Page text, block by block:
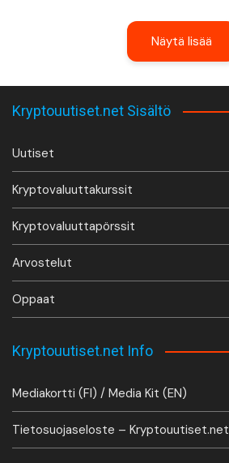
Näytä lisää
Kryptouutiset.net Sisältö
Uutiset
Kryptovaluuttakurssit
Kryptovaluuttapörssit
Arvostelut
Oppaat
Kryptouutiset.net Info
Mediakortti (FI) / Media Kit (EN)
Tietosuojaseloste – Kryptouutiset.net